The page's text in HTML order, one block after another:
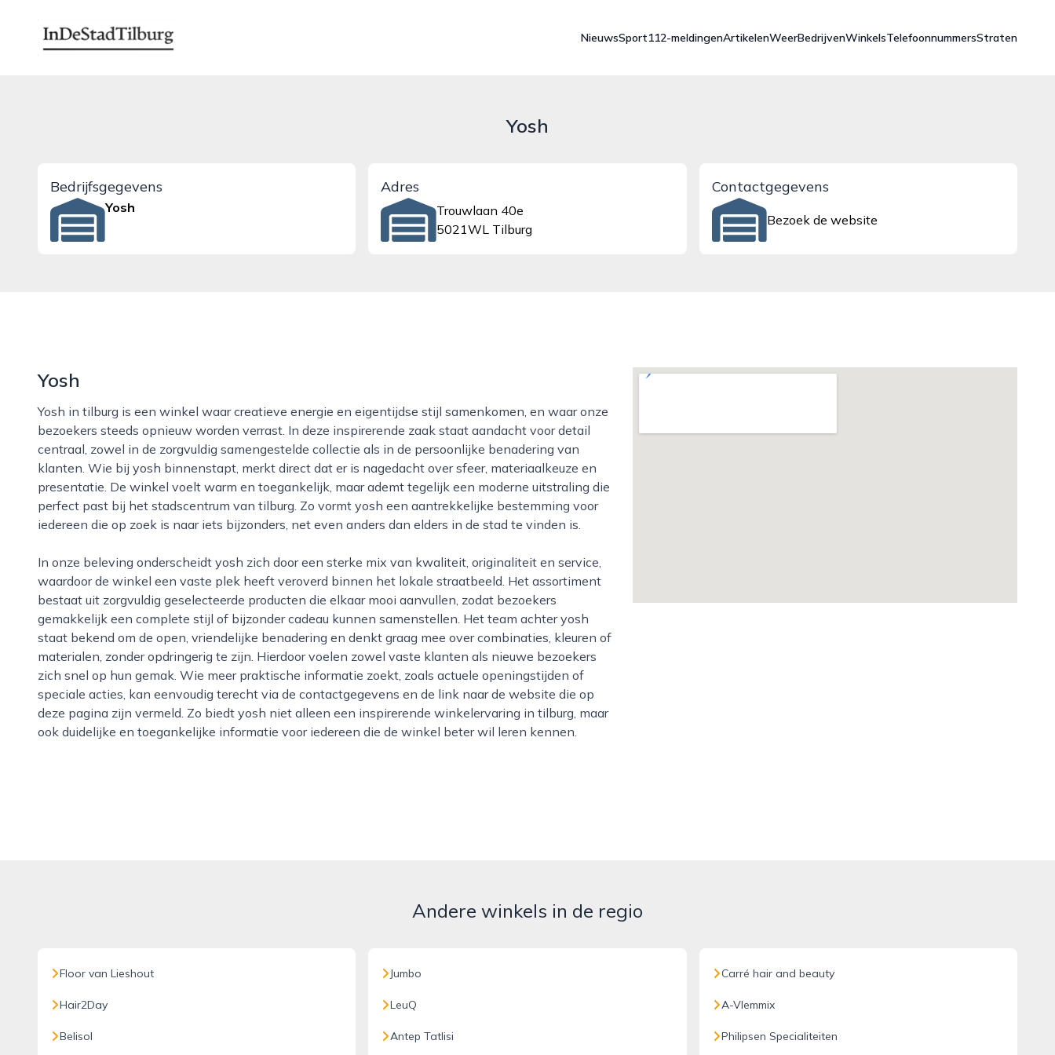
indestadtilburg.nl
NieuwsSport112-meldingenArtikelenWeerBedrijvenWinkelsTelefoonnummersStraten
Yosh
Bedrijfsgegevens
Yosh
Adres
Trouwlaan 40e
5021WL Tilburg
Contactgegevens
Bezoek de website
Yosh
Yosh in tilburg is een winkel waar creatieve energie en eigentijdse stijl samenkomen, en waar onze
bezoekers steeds opnieuw worden verrast. In deze inspirerende zaak staat aandacht voor detail
centraal, zowel in de zorgvuldig samengestelde collectie als in de persoonlijke benadering van
klanten. Wie bij yosh binnenstapt, merkt direct dat er is nagedacht over sfeer, materiaalkeuze en
presentatie. De winkel voelt warm en toegankelijk, maar ademt tegelijk een moderne uitstraling die
perfect past bij het stadscentrum van tilburg. Zo vormt yosh een aantrekkelijke bestemming voor
iedereen die op zoek is naar iets bijzonders, net even anders dan elders in de stad te vinden is.
In onze beleving onderscheidt yosh zich door een sterke mix van kwaliteit, originaliteit en service,
waardoor de winkel een vaste plek heeft veroverd binnen het lokale straatbeeld. Het assortiment
bestaat uit zorgvuldig geselecteerde producten die elkaar mooi aanvullen, zodat bezoekers
gemakkelijk een complete stijl of bijzonder cadeau kunnen samenstellen. Het team achter yosh
staat bekend om de open, vriendelijke benadering en denkt graag mee over combinaties, kleuren of
materialen, zonder opdringerig te zijn. Hierdoor voelen zowel vaste klanten als nieuwe bezoekers
zich snel op hun gemak. Wie meer praktische informatie zoekt, zoals actuele openingstijden of
speciale acties, kan eenvoudig terecht via de contactgegevens en de link naar de website die op
deze pagina zijn vermeld. Zo biedt yosh niet alleen een inspirerende winkelervaring in tilburg, maar
ook duidelijke en toegankelijke informatie voor iedereen die de winkel beter wil leren kennen.
Andere winkels in de regio
Floor van Lieshout
Hair2Day
Belisol
Jumbo
LeuQ
Antep Tatlisi
Carré hair and beauty
A-Vlemmix
Philipsen Specialiteiten